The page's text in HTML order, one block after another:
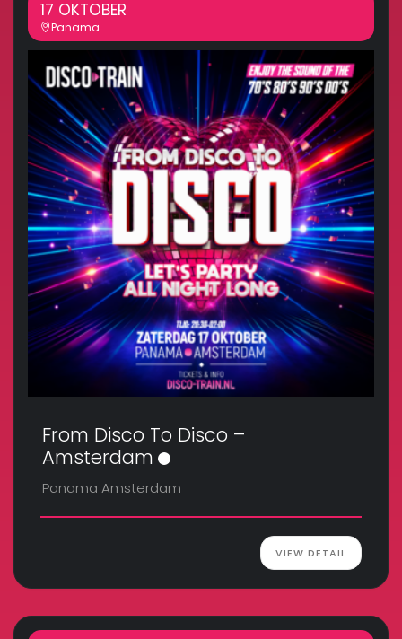
17 OKTOBER
Panama
From Disco To Disco –
Amsterdam
Panama Amsterdam
VIEW DETAIL